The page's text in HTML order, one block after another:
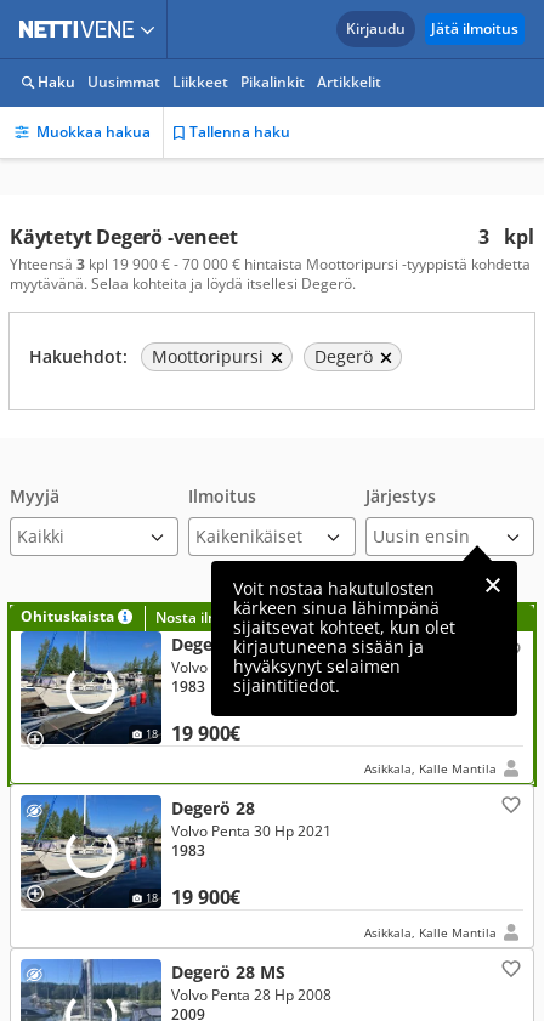
Kirjaudu Jätä ilmoitus
Haku Uusimmat Liikkeet Pikalinkit Artikkelit
Muokkaa hakua Tallenna haku
3 kpl
Käytetyt Degerö -veneet
Yhteensä 3 kpl 19 900 € - 70 000 € hintaista Moottoripursi -tyyppistä kohdetta
myytävänä. Selaa kohteita ja löydä itsellesi Degerö.
Hakuehdot: Moottoripursi Degerö
Myyjä Ilmoitus Järjestys
Voit nostaa hakutulosten
kärkeen sinua lähimpänä
sijaitsevat kohteet, kun olet
kirjautuneena sisään ja
hyväksynyt selaimen
sijaintitiedot.
Ohituskaista Nosta ilmoituksesi tähän?
18
Degerö 28
19 900€
Volvo Penta 30 Hp 2021
1983
Asikkala, Kalle Mantila
18
Degerö 28
19 900€
Volvo Penta 30 Hp 2021
1983
Asikkala, Kalle Mantila
Degerö 28 MS
Volvo Penta 28 Hp 2008
2009